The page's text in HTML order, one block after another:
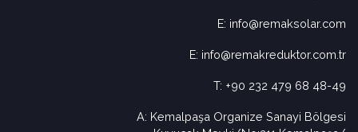
E: info@remaksolar.com
E: info@remakreduktor.com.tr
T: +90 232 479 68 48-49
A: Kemalpaşa Organize Sanayi Bölgesi